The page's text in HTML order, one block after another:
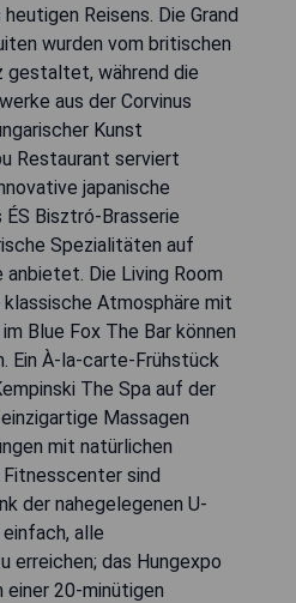
Reisens. Die Grand
wurden vom britischen
gestaltet, während die
aus der Corvinus
Kunst
Restaurant serviert
japanische
ÉS Bisztró-Brasserie
Spezialitäten auf
Die Living Room
Atmosphäre mit
Blue Fox The Bar können
Ein À-la-carte-Frühstück
The Spa auf der
Massagen
mit natürlichen
Fitnesscenter sind
der nahegelegenen U-
alle
erreichen; das Hungexpo
einer 20-minütigen